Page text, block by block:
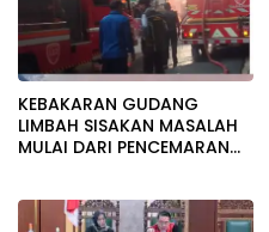
KEBAKARAN GUDANG
LIMBAH SISAKAN MASALAH
MULAI DARI PENCEMARAN
IZIN LINGKUNGAN